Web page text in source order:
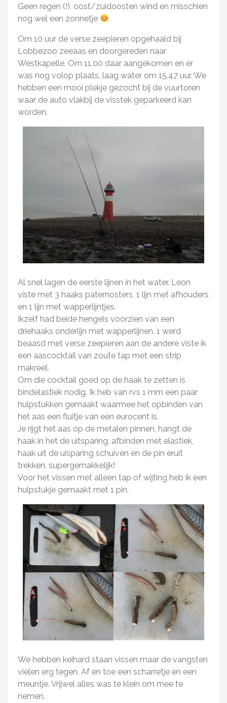
Geen regen (!), oost/zuidoosten wind en misschien
nog wel een zonnetje
Om 10 uur de verse zeepieren opgehaald bij
Lobbezoo zeeaas en doorgereden naar
Westkapelle. Om 11.00 daar aangekomen en er
was nog volop plaats, laag water om 15.47 uur. We
hebben een mooi plekje gezocht bij de vuurtoren
waar de auto vlakbij de visstek geparkeerd kan
worden.
Al snel lagen de eerste lijnen in het water. Leon
viste met 3 haaks paternosters, 1 lijn met afhouders
en 1 lijn met wapperlijntjes.
Ikzelf had beide hengels voorzien van een
driehaaks onderlijn met wapperlijnen. 1 werd
beaasd met verse zeepieren aan de andere viste ik
een aascocktail van zoute tap met een strip
makreel.
Om die cocktail goed op de haak te zetten is
bindelastiek nodig. Ik heb van rvs 1 mm een paar
hulpstukken gemaakt waarmee het opbinden van
het aas een fluitje van een eurocent is.
Je rijgt het aas op de metalen pinnen, hangt de
haak in het de uitsparing, afbinden met elastiek,
haak uit de uisparing schuiven en de pin eruit
trekken, supergemakkelijk!
Voor het vissen met alleen tap of wijting heb ik een
hulpstukje gemaakt met 1 pin.
We hebben keihard staan vissen maar de vangsten
vielen erg tegen. Af en toe een scharretje en een
meuntje. Vrijwel alles was te klein om mee te
nemen.